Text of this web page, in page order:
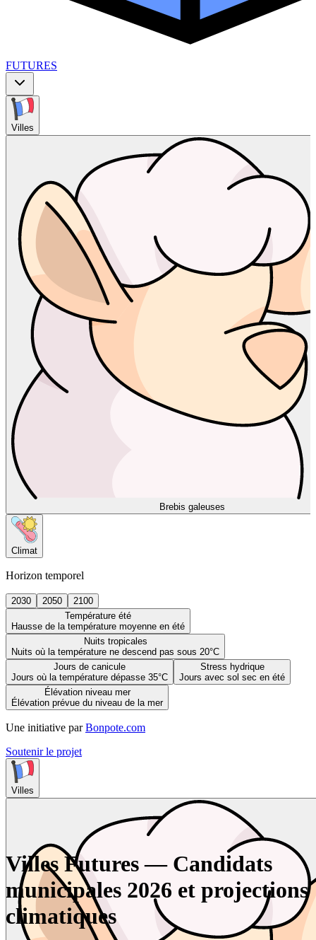
FUTURES
Villes
Brebis galeuses
Climat
Horizon temporel
2030 2050
2100
Température été
Hausse de la température moyenne en été
Nuits tropicales
Nuits où la température ne descend pas sous 20°C
Jours de canicule
Jours où la température dépasse 35°C
Stress hydrique
Jours avec sol sec en été
Élévation niveau mer
Élévation prévue du niveau de la mer
Une initiative par Bonpote.com
Soutenir le projet
Villes
Villes Futures — Candidats
municipales 2026 et projections
climatiques